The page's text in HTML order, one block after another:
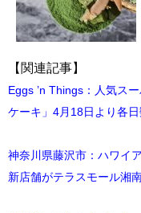
【関連記事】
Eggs ’n Things：人気ス
ケーキ」4月18日より各
神奈川県藤沢市：ハワイ
新店舗がテラスモール湘